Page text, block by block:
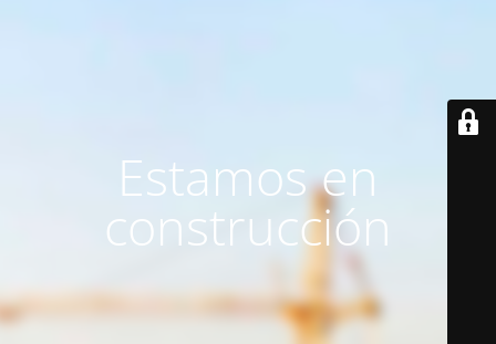
Estamos en
construcción